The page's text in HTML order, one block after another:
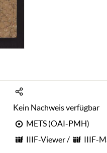
Kein Nachweis verfügbar
METS (OAI-PMH)
IIIF-Viewer/ IIIF-